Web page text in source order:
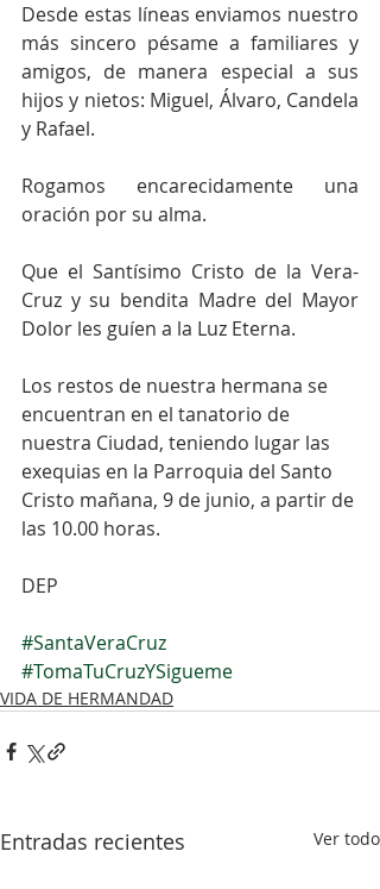
Desde estas líneas enviamos nuestro
más sincero pésame a familiares y
amigos, de manera especial a sus
hijos y nietos: Miguel, Álvaro, Candela
y Rafael.
Rogamos encarecidamente una
oración por su alma.
Que el Santísimo Cristo de la Vera-
Cruz y su bendita Madre del Mayor
Dolor les guíen a la Luz Eterna.
Los restos de nuestra hermana se
encuentran en el tanatorio de
nuestra Ciudad, teniendo lugar las
exequias en la Parroquia del Santo
Cristo mañana, 9 de junio, a partir de
las 10.00 horas.
DEP
#SantaVeraCruz
#TomaTuCruzYSigueme
VIDA DE HERMANDAD
Entradas recientes Ver todo